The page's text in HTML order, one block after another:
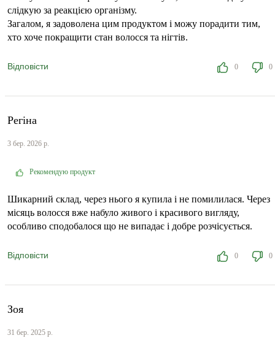
слідкую за реакцією організму.
Загалом, я задоволена цим продуктом і можу порадити тим,
хто хоче покращити стан волосся та нігтів.
Відповісти 0 0
Регіна
3 бер. 2026 р.
Рекомендую продукт
Шикарний склад, через нього я купила і не помилилася. Через
місяць волосся вже набуло живого і красивого вигляду,
особливо сподобалося що не випадає і добре розчісується.
Відповісти 0 0
Зоя
31 бер. 2025 р.